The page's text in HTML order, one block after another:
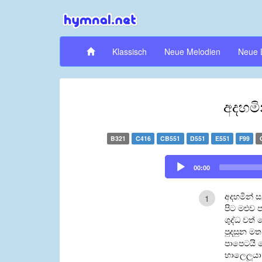
Klassisch Neue Melodien Neue
B321 C416 CB551 D551 E551 F99
Audio
Player
00:00
1
අදහමින්
පිට මළුව
ශුද්ධ වත්
පුදසුන